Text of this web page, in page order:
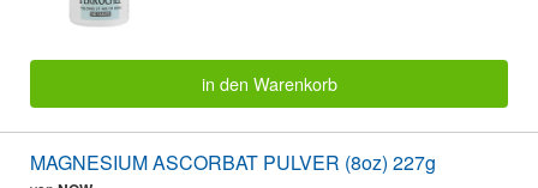
in den Warenkorb
MAGNESIUM ASCORBAT PULVER (8oz) 227g